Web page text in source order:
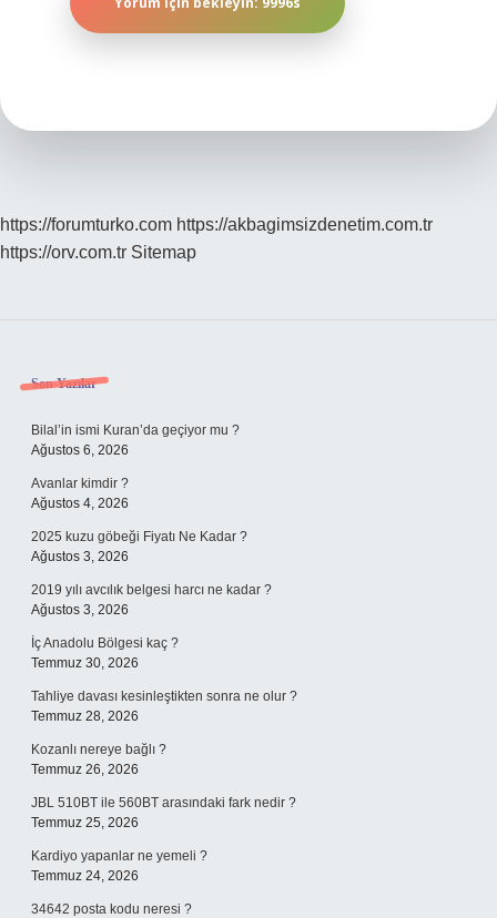
https://forumturko.com https://akbagimsizdenetim.com.tr
https://orv.com.tr Sitemap
Sidebar
Son Yazılar
Bilal’in ismi Kuran’da geçiyor mu ?
Ağustos 6, 2026
Avanlar kimdir ?
Ağustos 4, 2026
2025 kuzu göbeği Fiyatı Ne Kadar ?
Ağustos 3, 2026
2019 yılı avcılık belgesi harcı ne kadar ?
Ağustos 3, 2026
İç Anadolu Bölgesi kaç ?
Temmuz 30, 2026
Tahliye davası kesinleştikten sonra ne olur ?
Temmuz 28, 2026
Kozanlı nereye bağlı ?
Temmuz 26, 2026
JBL 510BT ile 560BT arasındaki fark nedir ?
Temmuz 25, 2026
Kardiyo yapanlar ne yemeli ?
Temmuz 24, 2026
34642 posta kodu neresi ?